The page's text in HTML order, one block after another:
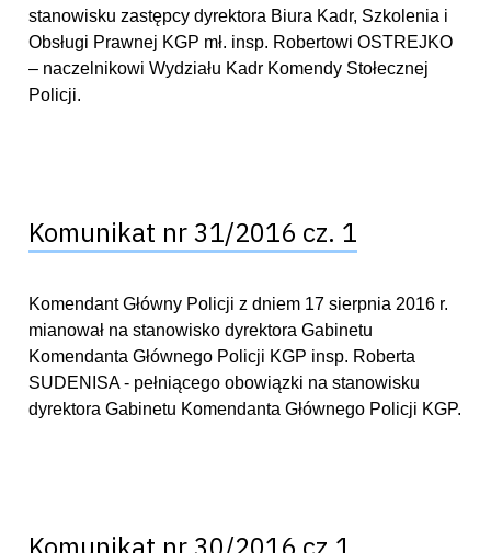
stanowisku zastępcy dyrektora Biura Kadr, Szkolenia i
Obsługi Prawnej KGP mł. insp. Robertowi OSTREJKO
– naczelnikowi Wydziału Kadr Komendy Stołecznej
Policji.
Komunikat nr 31/2016 cz. 1
Komendant Główny Policji z dniem 17 sierpnia 2016 r.
mianował na stanowisko dyrektora Gabinetu
Komendanta Głównego Policji KGP insp. Roberta
SUDENISA - pełniącego obowiązki na stanowisku
dyrektora Gabinetu Komendanta Głównego Policji KGP.